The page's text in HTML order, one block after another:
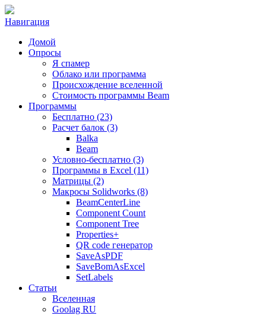
Навигация
Домой
Опросы
Я спамер
Облако или программа
Происхождение вселенной
Стоимость программы Beam
Программы
Бесплатно (23)
Расчет балок (3)
Balka
Beam
Условно-бесплатно (3)
Программы в Excel (11)
Матрицы (2)
Макросы Solidworks (8)
BeamCenterLine
Component Count
Component Tree
Properties+
QR code генератор
SaveAsPDF
SaveBomAsExcel
SetLabels
Статьи
Вселенная
Goolag RU